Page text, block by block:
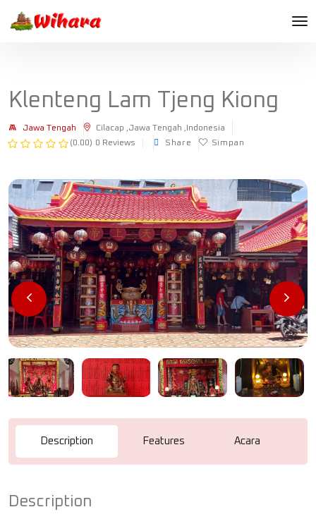
Klenteng Lam Tjeng Kiong
Jawa Tengah
Cilacap ,Jawa Tengah ,Indonesia
(0.00) 0 Reviews Share Simpan
Description Features Acara
Description